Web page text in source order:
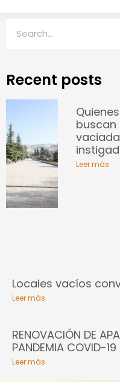
Recent posts
buscan
Leer más
Locales vacíos
Leer más
RENOVACIÓN DE
PANDEMIA COVID-19
Leer más